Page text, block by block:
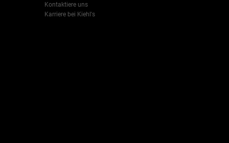
Kontaktiere uns
Karriere bei Kiehl's